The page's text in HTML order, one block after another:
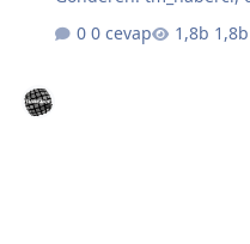
0 cevap